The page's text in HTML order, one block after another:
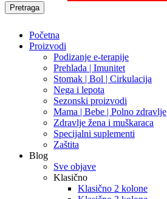
Pretraga
Početna
Proizvodi
Podizanje e-terapije
Prehlada | Imunitet
Stomak | Bol | Cirkulacija
Nega i lepota
Sezonski proizvodi
Mama | Bebe | Polno zdravlje
Zdravlje žena i muškaraca
Specijalni suplementi
Zaštita
Blog
Sve objave
Klasično
Klasično 2 kolone